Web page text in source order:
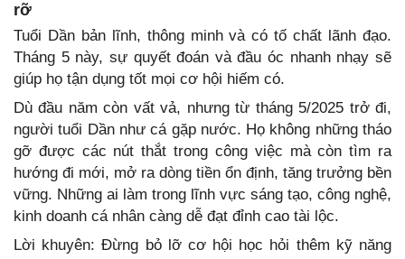
rỡ
Tuổi Dần bản lĩnh, thông minh và có tố chất lãnh đạo.
Tháng 5 này, sự quyết đoán và đầu óc nhanh nhạy sẽ
giúp họ tận dụng tốt mọi cơ hội hiếm có.
Dù đầu năm còn vất vả, nhưng từ tháng 5/2025 trở đi,
người tuổi Dần như cá gặp nước. Họ không những tháo
gỡ được các nút thắt trong công việc mà còn tìm ra
hướng đi mới, mở ra dòng tiền ổn định, tăng trưởng bền
vững. Những ai làm trong lĩnh vực sáng tạo, công nghệ,
kinh doanh cá nhân càng dễ đạt đỉnh cao tài lộc.
Lời khuyên: Đừng bỏ lỡ cơ hội học hỏi thêm kỹ năng